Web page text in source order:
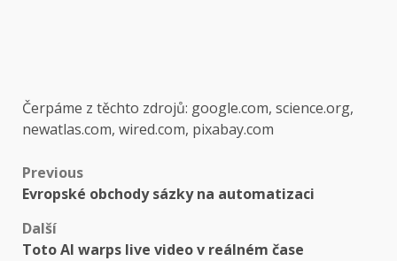
Čerpáme z těchto zdrojů: google.com, science.org,
newatlas.com, wired.com, pixabay.com
Post
navigation
Previous
Evropské obchody sázky na automatizaci
Další
Toto AI warps live video v reálném čase